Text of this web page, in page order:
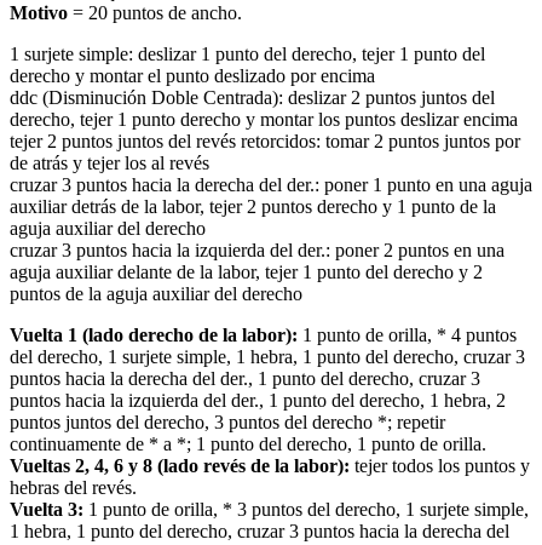
Motivo = 20 puntos de ancho.
1 surjete simple: deslizar 1 punto del derecho, tejer 1 punto del
derecho y montar el punto deslizado por encima
ddc (Disminución Doble Centrada): deslizar 2 puntos juntos del
derecho, tejer 1 punto derecho y montar los puntos deslizar encima
tejer 2 puntos juntos del revés retorcidos: tomar 2 puntos juntos por
de atrás y tejer los al revés
cruzar 3 puntos hacia la derecha del der.: poner 1 punto en una aguja
auxiliar detrás de la labor, tejer 2 puntos derecho y 1 punto de la
aguja auxiliar del derecho
cruzar 3 puntos hacia la izquierda del der.: poner 2 puntos en una
aguja auxiliar delante de la labor, tejer 1 punto del derecho y 2
puntos de la aguja auxiliar del derecho
Vuelta 1 (lado derecho de la labor): 1 punto de orilla, * 4 puntos
del derecho, 1 surjete simple, 1 hebra, 1 punto del derecho, cruzar 3
puntos hacia la derecha del der., 1 punto del derecho, cruzar 3
puntos hacia la izquierda del der., 1 punto del derecho, 1 hebra, 2
puntos juntos del derecho, 3 puntos del derecho *; repetir
continuamente de * a *; 1 punto del derecho, 1 punto de orilla.
Vueltas 2, 4, 6 y 8 (lado revés de la labor): tejer todos los puntos y
hebras del revés.
Vuelta 3: 1 punto de orilla, * 3 puntos del derecho, 1 surjete simple,
1 hebra, 1 punto del derecho, cruzar 3 puntos hacia la derecha del